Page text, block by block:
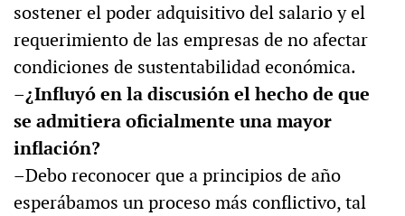
sostener el poder adquisitivo del salario y el
requerimiento de las empresas de no afectar
condiciones de sustentabilidad económica.
–¿Influyó en la discusión el hecho de que
se admitiera oficialmente una mayor
inflación?
–Debo reconocer que a principios de año
esperábamos un proceso más conflictivo, tal